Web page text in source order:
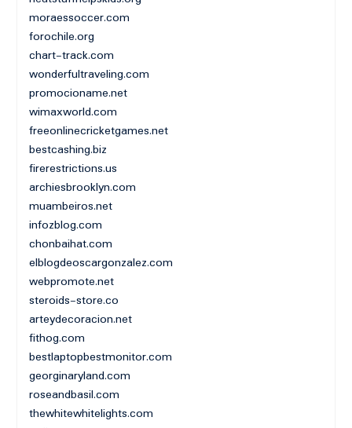
moraessoccer.com
forochile.org
chart-track.com
wonderfultraveling.com
promocioname.net
wimaxworld.com
freeonlinecricketgames.net
bestcashing.biz
firerestrictions.us
archiesbrooklyn.com
muambeiros.net
infozblog.com
chonbaihat.com
elblogdeoscargonzalez.com
webpromote.net
steroids-store.co
arteydecoracion.net
fithog.com
bestlaptopbestmonitor.com
georginaryland.com
roseandbasil.com
thewhitewhitelights.com